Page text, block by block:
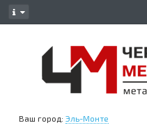
Ваш город: Эль-Монте